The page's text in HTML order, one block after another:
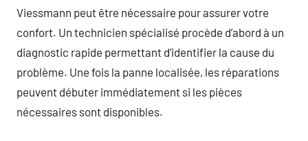
Viessmann peut être nécessaire pour assurer votre
confort. Un technicien spécialisé procède d’abord à un
diagnostic rapide permettant d’identifier la cause du
problème. Une fois la panne localisée, les réparations
peuvent débuter immédiatement si les pièces
nécessaires sont disponibles.